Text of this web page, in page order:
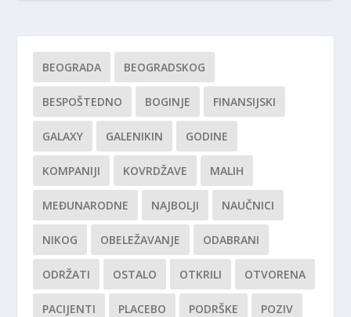
BEOGRADA BEOGRADSKOG
BESPOŠTEDNO BOGINJE FINANSIJSKI
GALAXY GALENIKIN GODINE
KOMPANIJI KOVRDŽAVE MALIH
MEĐUNARODNE NAJBOLJI NAUČNICI
NIKOG OBELEŽAVANJE ODABRANI
ODRŽATI OSTALO OTKRILI OTVORENA
PACIJENTI PLACEBO PODRŠKE POZIV